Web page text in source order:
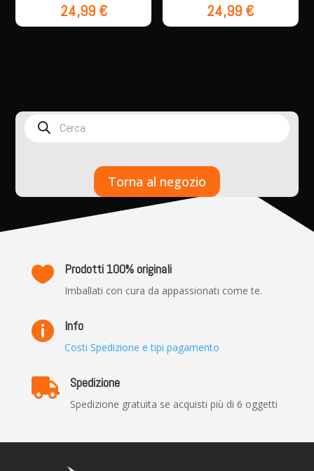
24,99 € 24,99 €
search
Torna al negozio
 Prodotti 100% originali
Imballati con cura da appassionati come te.
 Info
Costi Spedizione e tipi pagamento
 Spedizione
Spedizione gratuita se acquisti più di 6 oggetti